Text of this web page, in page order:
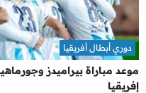
إفريقيا
دوري أبطال أفريقيا